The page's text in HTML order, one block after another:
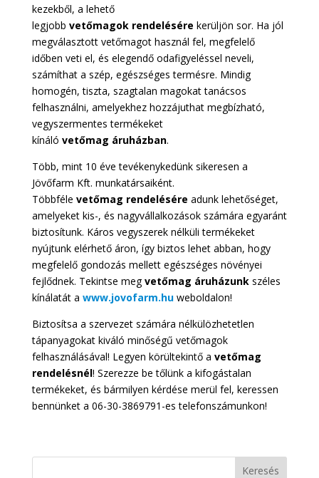
kezekből, a lehető
legjobb vetőmagok rendelésére kerüljön sor. Ha jól
megválasztott vetőmagot használ fel, megfelelő
időben veti el, és elegendő odafigyeléssel neveli,
számíthat a szép, egészséges termésre. Mindig
homogén, tiszta, szagtalan magokat tanácsos
felhasználni, amelyekhez hozzájuthat megbízható,
vegyszermentes termékeket
kínáló vetőmag áruházban.
Több, mint 10 éve tevékenykedünk sikeresen a
Jövőfarm Kft. munkatársaiként.
Többféle vetőmag rendelésére adunk lehetőséget,
amelyeket kis-, és nagyvállalkozások számára egyaránt
biztosítunk. Káros vegyszerek nélküli termékeket
nyújtunk elérhető áron, így biztos lehet abban, hogy
megfelelő gondozás mellett egészséges növényei
fejlődnek. Tekintse megvetőmag áruházunkszéles
kínálatát a www.jovofarm.huweboldalon!
Biztosítsa a szervezet számára nélkülözhetetlen
tápanyagokat kiváló minőségű vetőmagok
felhasználásával! Legyen körültekintő a vetőmag
rendelésnél! Szerezze be tőlünk a kifogástalan
termékeket, és bármilyen kérdése merül fel, keressen
bennünket a 06-30-3869791-es telefonszámunkon!